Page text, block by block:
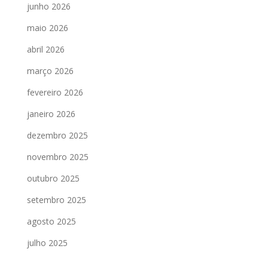
junho 2026
maio 2026
abril 2026
março 2026
fevereiro 2026
janeiro 2026
dezembro 2025
novembro 2025
outubro 2025
setembro 2025
agosto 2025
julho 2025